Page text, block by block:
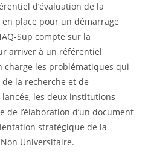
d’évaluation de la
place pour un démarrage
Sup compte sur la
arriver à un référentiel
charge les problématiques qui
la recherche et de
lancée, les deux institutions
de l’élaboration d’un document
stratégique de la
Universitaire.